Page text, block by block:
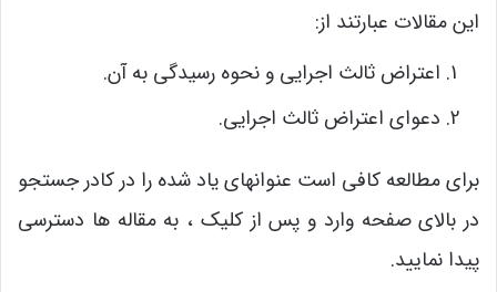
این مقالات عبارتند از:
اعتراض ثالث اجرایی و نحوه رسیدگی به آن.
دعوای اعتراض ثالث اجرایی.
برای مطالعه کافی است عنوانهای یاد شده را در کادر جستجو
در بالای صفحه وارد و پس از کلیک ، به مقاله ها دسترسی
پیدا نمایید.